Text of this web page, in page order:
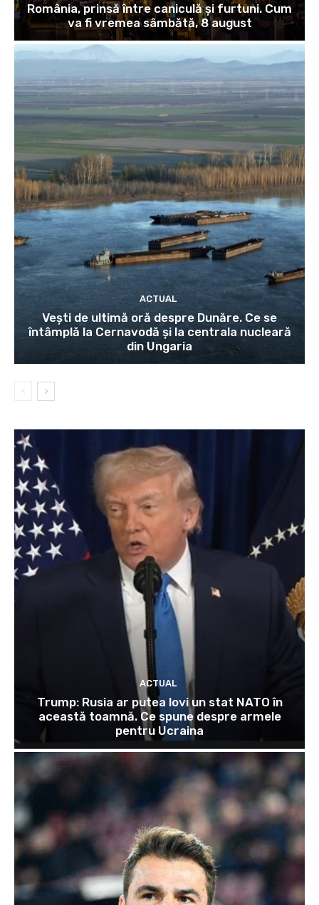
România, prinsă între caniculă și furtuni. Cum
va fi vremea sâmbătă, 8 august
ACTUAL
Vești de ultimă oră despre Dunăre. Ce se
întâmplă la Cernavodă și la centrala nucleară
din Ungaria
ACTUAL
Trump: Rusia ar putea lovi un stat NATO în
această toamnă. Ce spune despre armele
pentru Ucraina